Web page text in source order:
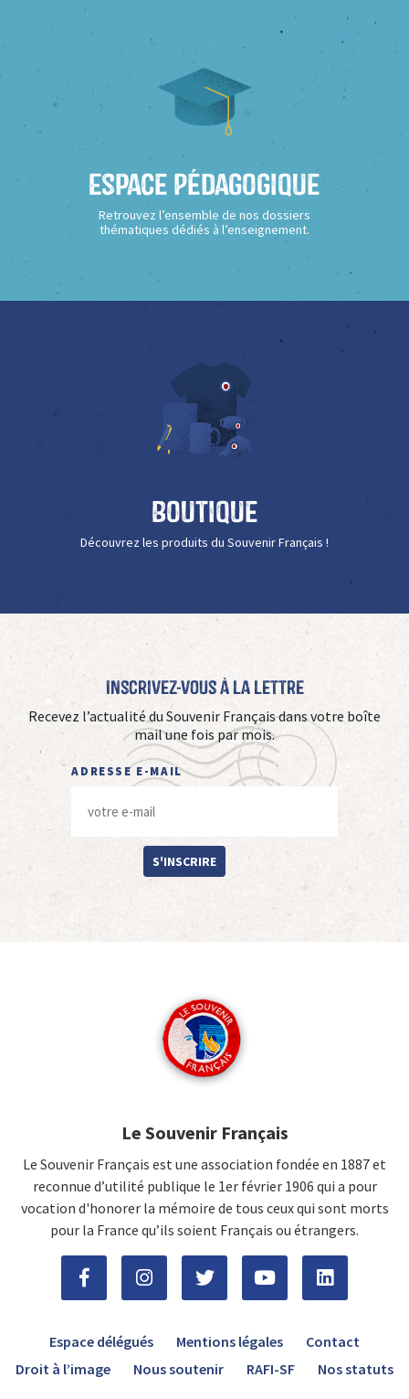
Espace Pédagogique
Retrouvez l’ensemble de nos dossiers
thématiques dédiés à l’enseignement.
Boutique
Découvrez les produits du Souvenir Français !
Inscrivez-vous à La Lettre
Recevez l’actualité du Souvenir Français dans votre boîte
mail une fois par mois.
ADRESSE E-MAIL
S'INSCRIRE
Le Souvenir Français
Le Souvenir Français est une association fondée en 1887 et
reconnue d’utilité publique le 1er février 1906 qui a pour
vocation d'honorer la mémoire de tous ceux qui sont morts
pour la France qu’ils soient Français ou étrangers.
Espace délégués Mentions légales
Contact
Droit à l’image
Nous soutenir RAFI-SF Nos statuts